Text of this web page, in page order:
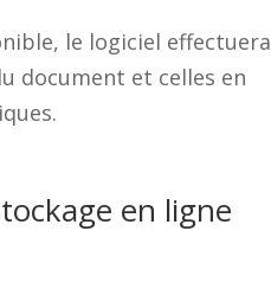
le logiciel effectuera
document et celles en
en ligne